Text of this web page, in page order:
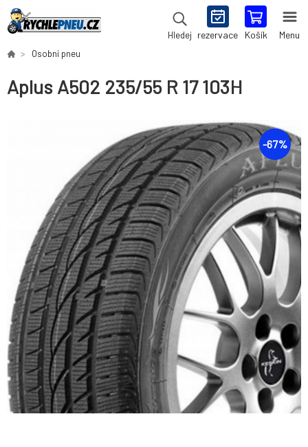
Hledej rezervace Košík Menu
Osobní pneu
Aplus A502 235/55 R 17 103H
-67%